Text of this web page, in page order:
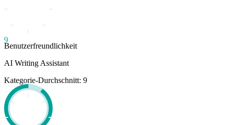
9
Benutzerfreundlichkeit
AI Writing Assistant
Kategorie-Durchschnitt: 9